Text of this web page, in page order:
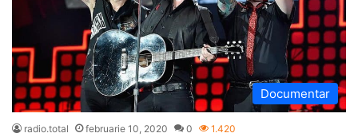
Documentar
radio.total februarie 10, 2020 0 1.420